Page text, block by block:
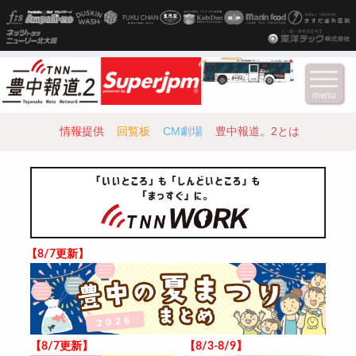
情報提供 回覧板 CM劇場 豊中報道。2とは
【8/7更新】
【8/7更新】 【8/3-8/9】
menu